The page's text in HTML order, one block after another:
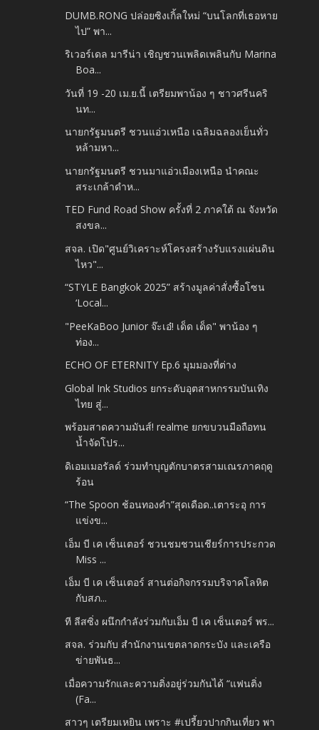
DUMB.RONG ปล่อยซิงเกิ้ลใหม่ “บนโลกที่เธอหาย
ไป” พา...
ริเวอร์เดล มารีน่า เชิญชวนเพลิดเพลินกับ Marina
Boa...
วันที่ 19 -20 เม.ย.นี้ เตรียมพาน้อง ๆ ชาวศรีนคริ
นท...
นายกรัฐมนตรี ชวนแอ่วเหนือ เฉลิมฉลองเย็นทั่ว
หล้ามหา...
นายกรัฐมนตรี ชวนมาแอ่วเมืองเหนือ นำคณะ
สระเกล้าดำห...
TED Fund Road Show ครั้งที่ 2 ภาคใต้ ณ จังหวัด
สงขล...
สจล. เปิด"ศูนย์วิเคราะห์โครงสร้างรับแรงแผ่นดิน
ไหว"...
“STYLE Bangkok 2025” สร้างมูลค่าสั่งซื้อโซน
‘Local...
"PeeKaBoo Junior จ๊ะเอ๋! เด็ด เด็ด" พาน้อง ๆ
ท่อง...
ECHO OF ETERNITY Ep.6 มุมมองที่ต่าง
Global Ink Studios ยกระดับอุตสาหกรรมบันเทิง
ไทย สู่...
พร้อมสาดความมันส์! realme ยกขบวนมือถือทน
น้ำจัดโปร...
ดิเอมเมอรัลด์ ร่วมทำบุญตักบาตรสามเณรภาคฤดู
ร้อน
“The Spoon ช้อนทองคำ”สุดเดือด..เตาระอุ การ
แข่งข...
เอ็ม บี เค เซ็นเตอร์ ชวนชมชวนเชียร์การประกวด
Miss ...
เอ็ม บี เค เซ็นเตอร์ สานต่อกิจกรรมบริจาคโลหิต
กับสภ...
ที ลีสซิ่ง ผนึกกำลังร่วมกับเอ็ม บี เค เซ็นเตอร์ พร...
สจล. ร่วมกับ สำนักงานเขตลาดกระบัง และเครือ
ข่ายพันธ...
เมื่อความรักและความติ่งอยู่ร่วมกันได้ “แฟนติ่ง
(Fa...
สาวๆ เตรียมเหยิน เพราะ #เปรี้ยวปากกินเที่ยว พา